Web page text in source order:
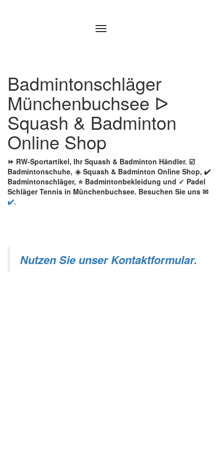
Badmintonschläger
Münchenbuchsee ᐅ
Squash & Badminton
Online Shop
⏩ RW-Sportartikel, Ihr Squash & Badminton Händler. ☑️
Badmintonschuhe, ☀️ Squash & Badminton Online Shop, ✔️
Badmintonschläger, ⭐ Badmintonbekleidung und ✓ Padel
Schläger Tennis in Münchenbuchsee. Besuchen Sie uns ✉
✔️.
Nutzen Sie unser Kontaktformular.